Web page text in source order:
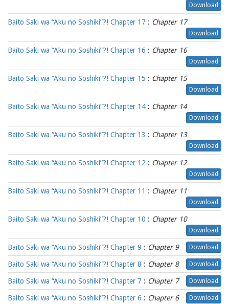
Download
Baito Saki wa “Aku no Soshiki”?! Chapter 17 : Chapter 17
Download
Baito Saki wa “Aku no Soshiki”?! Chapter 16 : Chapter 16
Download
Baito Saki wa “Aku no Soshiki”?! Chapter 15 : Chapter 15
Download
Baito Saki wa “Aku no Soshiki”?! Chapter 14 : Chapter 14
Download
Baito Saki wa “Aku no Soshiki”?! Chapter 13 : Chapter 13
Download
Baito Saki wa “Aku no Soshiki”?! Chapter 12 : Chapter 12
Download
Baito Saki wa “Aku no Soshiki”?! Chapter 11 : Chapter 11
Download
Baito Saki wa “Aku no Soshiki”?! Chapter 10 : Chapter 10
Download
Baito Saki wa “Aku no Soshiki”?! Chapter 9 : Chapter 9 Download
Baito Saki wa “Aku no Soshiki”?! Chapter 8 : Chapter 8 Download
Baito Saki wa “Aku no Soshiki”?! Chapter 7 : Chapter 7 Download
Baito Saki wa “Aku no Soshiki”?! Chapter 6 : Chapter 6 Download